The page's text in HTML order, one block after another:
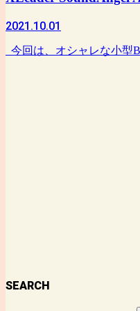
2021.10.01
今回は、オシャレな小型
SEARCH